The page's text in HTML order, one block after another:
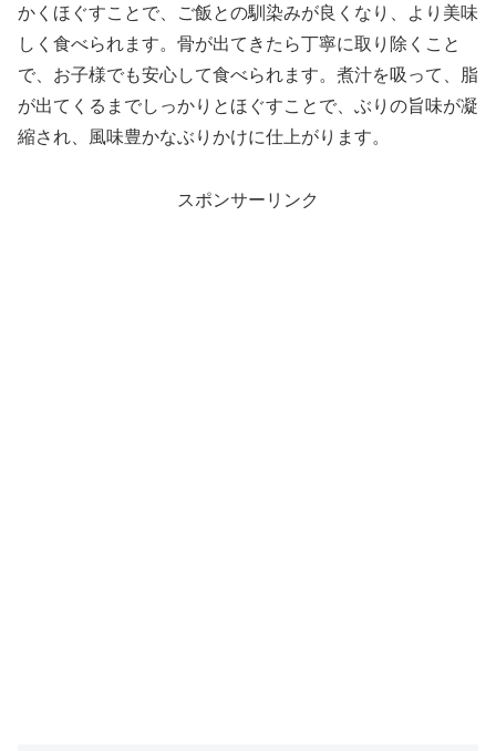
かくほぐすことで、ご飯との馴染みが良くなり、より美味
しく食べられます。骨が出てきたら丁寧に取り除くこと
で、お子様でも安心して食べられます。煮汁を吸って、脂
が出てくるまでしっかりとほぐすことで、ぶりの旨味が凝
縮され、風味豊かなぶりかけに仕上がります。
スポンサーリンク